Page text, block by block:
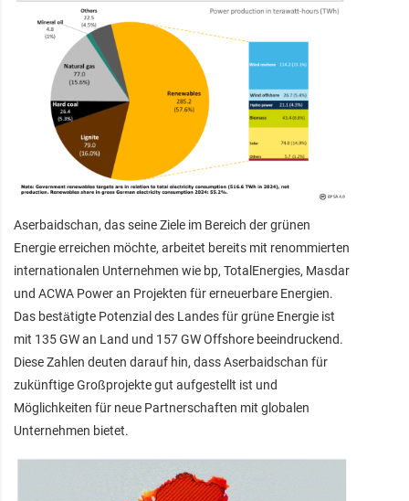
Aserbaidschan, das seine Ziele im Bereich der grünen
Energie erreichen möchte, arbeitet bereits mit renommierten
internationalen Unternehmen wie bp, TotalEnergies, Masdar
und ACWA Power an Projekten für erneuerbare Energien.
Das bestätigte Potenzial des Landes für grüne Energie ist
mit 135 GW an Land und 157 GW Offshore beeindruckend.
Diese Zahlen deuten darauf hin, dass Aserbaidschan für
zukünftige Großprojekte gut aufgestellt ist und
Möglichkeiten für neue Partnerschaften mit globalen
Unternehmen bietet.